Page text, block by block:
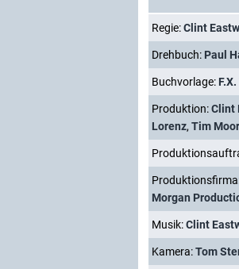
Regie:Clint
Drehbuch: Paul
Buchvorlage:
Produktion:Clint
Lorenz, Tim
Morgan
Musik:Clint
Kamera:Tom